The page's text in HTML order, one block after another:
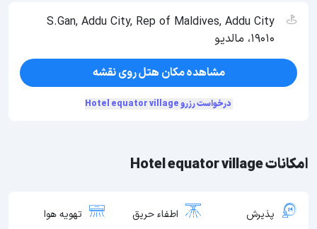
امکانات Hotel equator village
پذیرش اطفاء حریق تهویه هوا
S.Gan, Addu City, Rep of Maldives, Addu City
19010، مالدیو
مشاهده مکان هتل روی نقشه
درخواست رزرو Hotel equator village